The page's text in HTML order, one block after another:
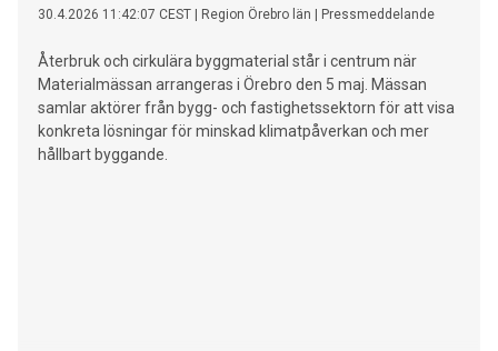
30.4.2026 11:42:07 CEST Region Örebro län Pressmeddelande
Återbruk och cirkulära byggmaterial står i centrum när
Materialmässan arrangeras i Örebro den 5 maj. Mässan
samlar aktörer från bygg- och fastighetssektorn för att visa
konkreta lösningar för minskad klimatpåverkan och mer
hållbart byggande.